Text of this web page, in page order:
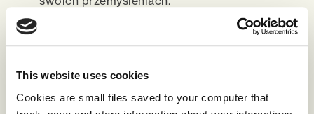
This website uses cookies
Cookies are small files saved to your computer that
Przed trudną
pomogą Ci w sformułowaniu odpowiedzi. Jak
druga osoba zareagowała na tego typu
sytuacje w przeszłości? Jaki jest jej styl